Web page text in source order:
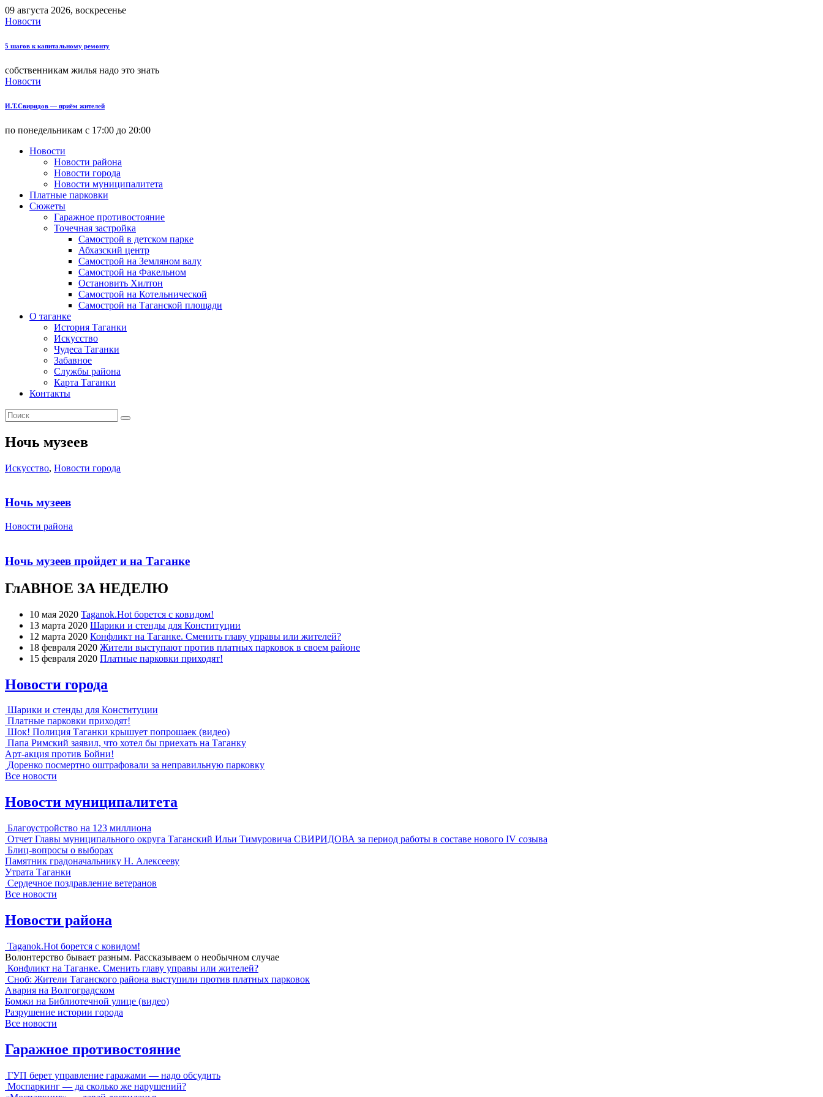
09 августа 2026, воскресенье
Новости
5 шагов к капитальному ремонту
собственникам жилья надо это знать
Новости
И.Т.Свиридов — приём жителей
по понедельникам с 17:00 до 20:00
Новости
Новости района
Новости города
Новости муниципалитета
Платные парковки
Сюжеты
Гаражное противостояние
Точечная застройка
Самострой в детском парке
Абхазский центр
Самострой на Земляном валу
Самострой на Факельном
Остановить Хилтон
Самострой на Котельнической
Самострой на Таганской площади
О таганке
История Таганки
Искусство
Чудеса Таганки
Забавное
Службы района
Карта Таганки
Контакты
Ночь музеев
Искусство, Новости города
Ночь музеев
Новости района
Ночь музеев пройдет и на Таганке
ГлАВНОЕ ЗА НЕДЕЛЮ
10 мая 2020 Taganok.Hot борется с ковидом!
13 марта 2020 Шарики и стенды для Конституции
12 марта 2020 Конфликт на Таганке. Сменить главу управы или жителей?
18 февраля 2020 Жители выступают против платных парковок в своем районе
15 февраля 2020 Платные парковки приходят!
Новости города
Шарики и стенды для Конституции
Платные парковки приходят!
Шок! Полиция Таганки крышует попрошаек (видео)
Папа Римский заявил, что хотел бы приехать на Таганку
Арт-акция против Бойни!
Доренко посмертно оштрафовали за неправильную парковку
Все новости
Новости муниципалитета
Благоустройство на 123 миллиона
Отчет Главы муниципального округа Таганский Ильи Тимуровича СВИРИДОВА за период работы в составе нового IV созыва
Блиц-вопросы о выборах
Памятник градоначальнику Н. Алексееву
Утрата Таганки
Сердечное поздравление ветеранов
Все новости
Новости района
Taganok.Hot борется с ковидом!
Волонтерство бывает разным. Рассказываем о необычном случае
Конфликт на Таганке. Сменить главу управы или жителей?
Сноб: Жители Таганского района выступили против платных парковок
Авария на Волгоградском
Бомжи на Библиотечной улице (видео)
Разрушение истории города
Все новости
Гаражное противостояние
ГУП берет управление гаражами — надо обсудить
Моспаркинг — да сколько же нарушений?